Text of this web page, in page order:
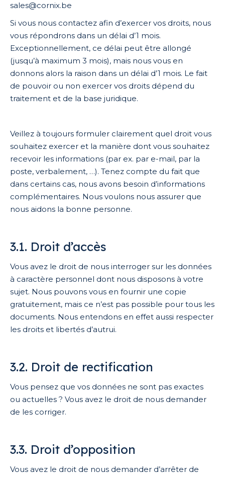
sales@cornix.be
Si vous nous contactez afin d’exercer vos droits, nous
vous répondrons dans un délai d’1 mois.
Exceptionnellement, ce délai peut être allongé
(jusqu’à maximum 3 mois), mais nous vous en
donnons alors la raison dans un délai d’1 mois. Le fait
de pouvoir ou non exercer vos droits dépend du
traitement et de la base juridique.
Veillez à toujours formuler clairement quel droit vous
souhaitez exercer et la manière dont vous souhaitez
recevoir les informations (par ex. par e-mail, par la
poste, verbalement, …). Tenez compte du fait que
dans certains cas, nous avons besoin d’informations
complémentaires. Nous voulons nous assurer que
nous aidons la bonne personne.
3.1. Droit d’accès
Vous avez le droit de nous interroger sur les données
à caractère personnel dont nous disposons à votre
sujet. Nous pouvons vous en fournir une copie
gratuitement, mais ce n’est pas possible pour tous les
documents. Nous entendons en effet aussi respecter
les droits et libertés d’autrui.
3.2. Droit de rectification
Vous pensez que vos données ne sont pas exactes
ou actuelles ? Vous avez le droit de nous demander
de les corriger.
3.3. Droit d’opposition
Vous avez le droit de nous demander d’arrêter de